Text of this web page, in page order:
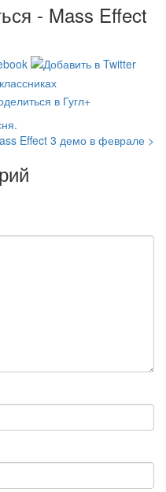
- Mass Effect
Effect 3 демо в феврале >